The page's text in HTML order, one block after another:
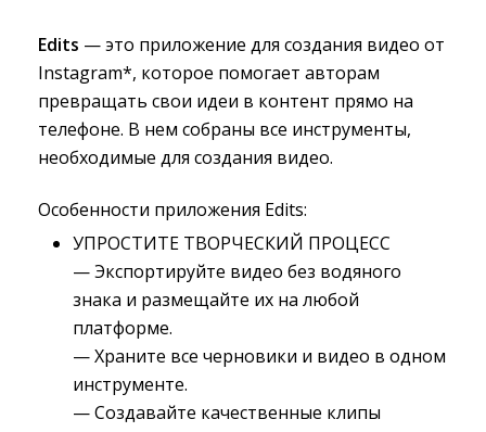
Edits — это приложение для создания видео от
Instagram*, которое помогает авторам
превращать свои идеи в контент прямо на
телефоне. В нем собраны все инструменты,
необходимые для создания видео.
Особенности приложения Edits:
УПРОСТИТЕ ТВОРЧЕСКИЙ ПРОЦЕСС
— Экспортируйте видео без водяного
знака и размещайте их на любой
платформе.
— Храните все черновики и видео в одном
инструменте.
— Создавайте качественные клипы